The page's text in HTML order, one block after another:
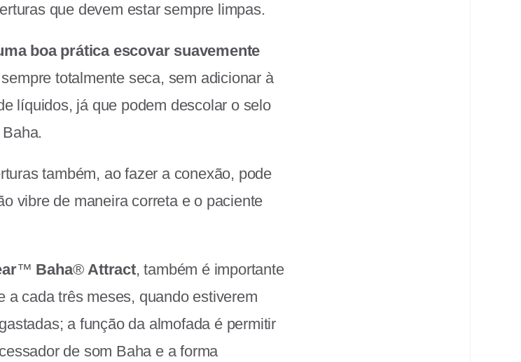
que devem estar sempre limpas.
boa prática escovar suavemente
totalmente seca, sem adicionar à
líquidos, já que podem descolar o selo
também, ao fazer a conexão, pode
vibre de maneira correta e o paciente
™ Baha®Attract, também é importante
a cada três meses, quando estiverem
a função da almofada é permitir
de som Baha e a forma